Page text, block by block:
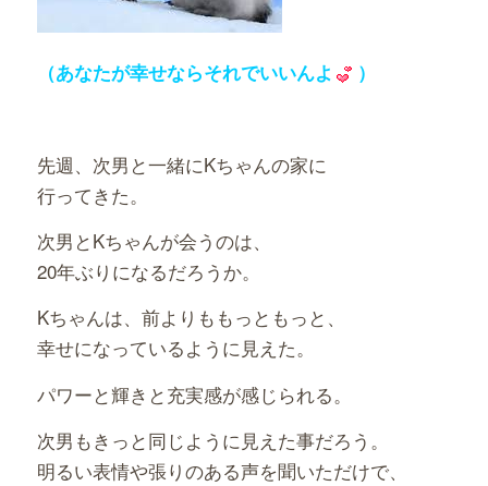
（あなたが幸せならそれでいいんよ ）
先週、次男と一緒にKちゃんの家に
行ってきた。
次男とKちゃんが会うのは、
20年ぶりになるだろうか。
Kちゃんは、前よりももっともっと、
幸せになっているように見えた。
パワーと輝きと充実感が感じられる。
次男もきっと同じように見えた事だろう。
明るい表情や張りのある声を聞いただけで、